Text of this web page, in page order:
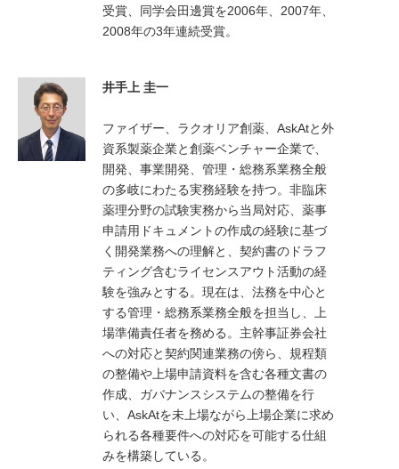
受賞、同学会田邊賞を2006年、2007年、
2008年の3年連続受賞。
井手上 圭一
ファイザー、ラクオリア創薬、AskAtと外
資系製薬企業と創薬ベンチャー企業で、
開発、事業開発、管理・総務系業務全般
の多岐にわたる実務経験を持つ。非臨床
薬理分野の試験実務から当局対応、薬事
申請用ドキュメントの作成の経験に基づ
く開発業務への理解と、契約書のドラフ
ティング含むライセンスアウト活動の経
験を強みとする。現在は、法務を中心と
する管理・総務系業務全般を担当し、上
場準備責任者を務める。主幹事証券会社
への対応と契約関連業務の傍ら、規程類
の整備や上場申請資料を含む各種文書の
作成、ガバナンスシステムの整備を行
い、AskAtを未上場ながら上場企業に求め
られる各種要件への対応を可能する仕組
みを構築している。